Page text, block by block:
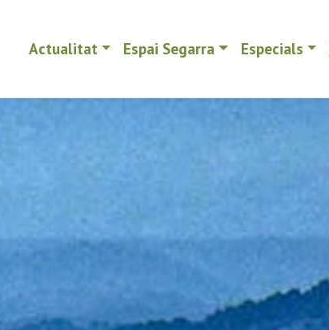
Actualitat Espai Segarra Especials